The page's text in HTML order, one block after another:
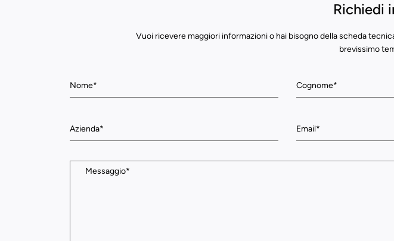
Richiedi
Vuoi ricevere maggiori informazioni o hai bisogno della scheda
brevissimo